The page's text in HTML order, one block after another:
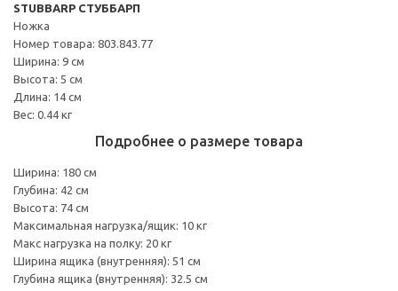
STUBBARP СТУББАРП
Ножка
Номер товара: 803.843.77
Ширина: 9 см
Высота: 5 см
Длина: 14 см
Вес: 0.44 кг
Подробнее о размере товара
Ширина: 180 см
Глубина: 42 см
Высота: 74 см
Максимальная нагрузка/ящик: 10 кг
Макс нагрузка на полку: 20 кг
Ширина ящика (внутренняя): 51 см
Глубина ящика (внутренняя): 32.5 см